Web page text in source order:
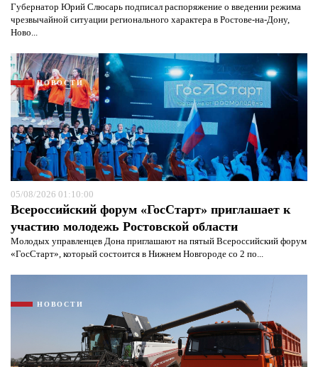
Губернатор Юрий Слюсарь подписал распоряжение о введении режима
чрезвычайной ситуации регионального характера в Ростове-на-Дону,
Ново...
НОВОСТИ
05/08/2026 01:10:00
Всероссийский форум «ГосСтарт» приглашает к
участию молодежь Ростовской области
Молодых управленцев Дона приглашают на пятый Всероссийский форум
«ГосСтарт», который состоится в Нижнем Новгороде со 2 по...
НОВОСТИ
защиты информации*
Я согласен сполитикой конфиденциальности и
защиты информации*